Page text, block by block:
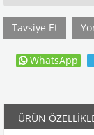
Tavsiye Et
WhatsApp
ÜRÜN